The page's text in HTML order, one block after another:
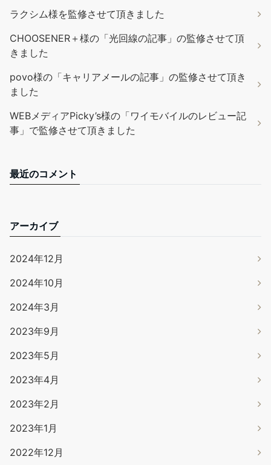
ラクシム様を監修させて頂きました
CHOOSENER＋様の「光回線の記事」の監修させて頂
きました
povo様の「キャリアメールの記事」の監修させて頂き
ました
WEBメディアPicky’s様の「ワイモバイルのレビュー記
事」で監修させて頂きました
最近のコメント
アーカイブ
2024年12月
2024年10月
2024年3月
2023年9月
2023年5月
2023年4月
2023年2月
2023年1月
2022年12月